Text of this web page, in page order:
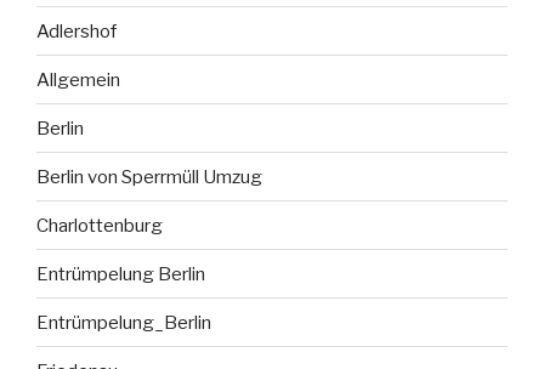
Adlershof
Allgemein
Berlin
Berlin von Sperrmüll Umzug
Charlottenburg
Entrümpelung Berlin
Entrümpelung_Berlin